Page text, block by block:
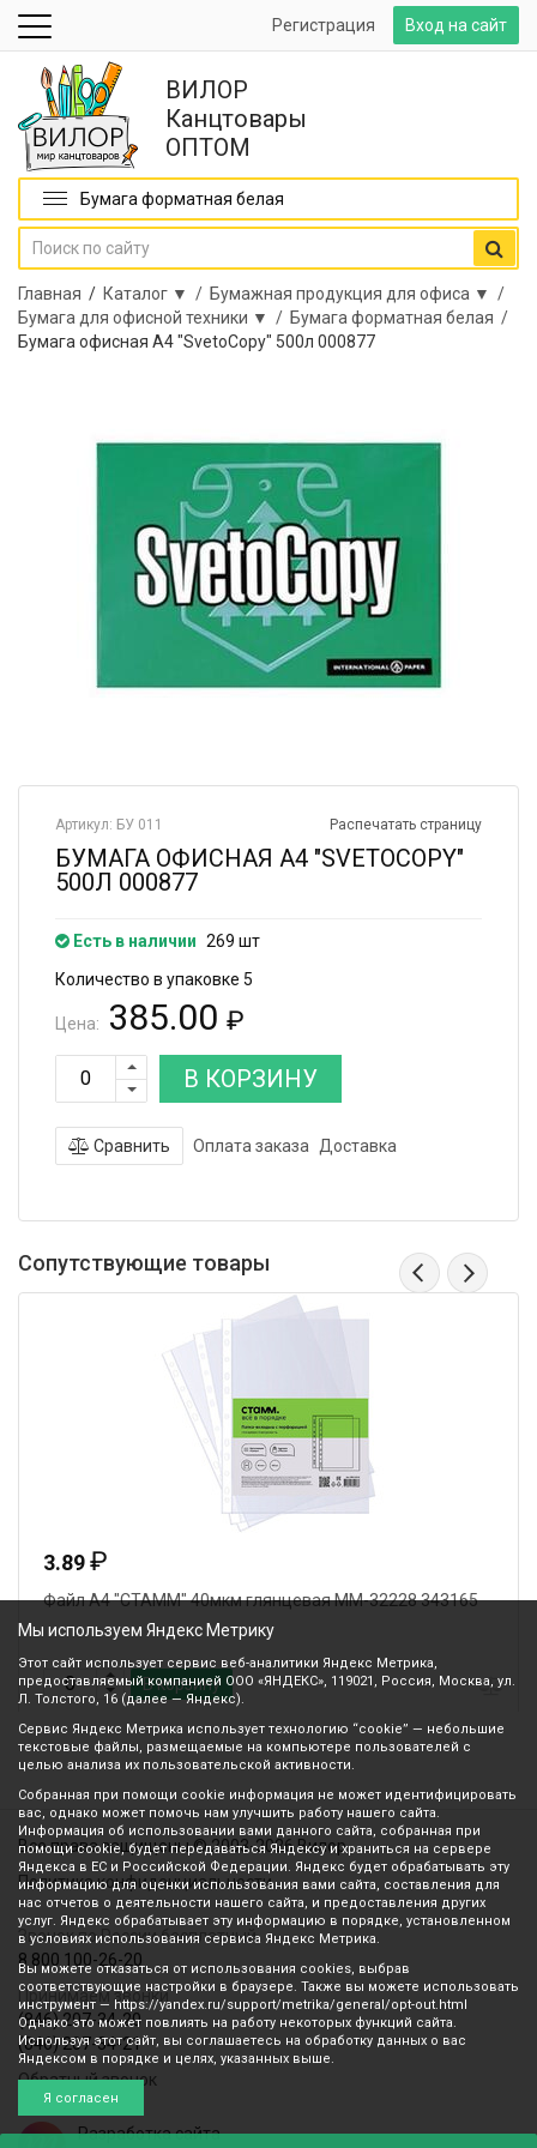
Вход на сайт
Регистрация
ВИЛОР
Канцтовары
ОПТОМ
Бумага форматная белая
Главная / Каталог ▼ / Бумажная продукция для офиса ▼ /
Бумага для офисной техники ▼ / Бумага форматная белая /
Бумага офисная А4 "SvetoCopy" 500л 000877
Распечатать страницу
Артикул: БУ 011
БУМАГА ОФИСНАЯ А4 "SVETOCOPY"
500Л 000877
Есть в наличии 269 шт
Количество в упаковке 5
Цена: 385.00 ₽
В КОРЗИНУ
Сравнить Оплата заказа Доставка
Сопутствующие товары
3.89₽
Файл А4 "СТАММ" 40мкм глянцевая ММ-32228 343165
В корзину
Все права защищены © 2003-2026 Вилор
Политика конфиденциальности
Звонок по России бесплатный
8 800 100-26-20
Принимаем звонки
(846) 207-34-20
(846) 207-34-21
Обратный звонок
Разработка сайта
Мы используем Яндекс Метрику
Этот сайт использует сервис веб-аналитики Яндекс Метрика,
предоставляемый компанией ООО «ЯНДЕКС», 119021, Россия, Москва, ул.
Л. Толстого, 16 (далее — Яндекс).
Сервис Яндекс Метрика использует технологию “cookie” — небольшие
текстовые файлы, размещаемые на компьютере пользователей с
целью анализа их пользовательской активности.
Собранная при помощи cookie информация не может идентифицировать
вас, однако может помочь нам улучшить работу нашего сайта.
Информация об использовании вами данного сайта, собранная при
помощи cookie, будет передаваться Яндексу и храниться на сервере
Яндекса в ЕС и Российской Федерации. Яндекс будет обрабатывать эту
информацию для оценки использования вами сайта, составления для
нас отчетов о деятельности нашего сайта, и предоставления других
услуг. Яндекс обрабатывает эту информацию в порядке, установленном
в условиях использования сервиса Яндекс Метрика.
Вы можете отказаться от использования cookies, выбрав
соответствующие настройки в браузере. Также вы можете использовать
инструмент — https://yandex.ru/support/metrika/general/opt-out.html
Однако это может повлиять на работу некоторых функций сайта.
Используя этот сайт, вы соглашаетесь на обработку данных о вас
Яндексом в порядке и целях, указанных выше.
Я согласен